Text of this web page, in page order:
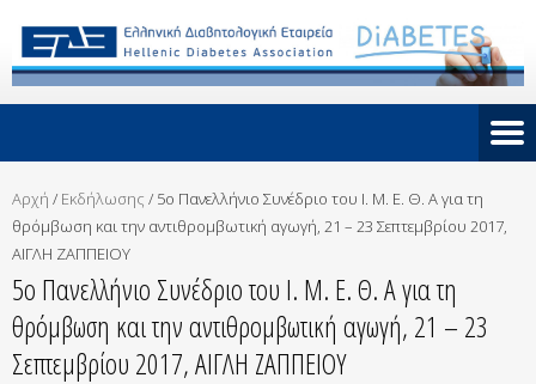
Αρχή / Εκδήλωσης / 5o Πανελλήνιο Συνέδριο του Ι. Μ. Ε. Θ. Α για τη
θρόμβωση και την αντιθρομβωτική αγωγή, 21 – 23 Σεπτεμβρίου 2017,
ΑΙΓΛΗ ΖΑΠΠΕΙΟΥ
5o Πανελλήνιο Συνέδριο του Ι. Μ. Ε. Θ. Α για τη
θρόμβωση και την αντιθρομβωτική αγωγή, 21 – 23
Σεπτεμβρίου 2017, ΑΙΓΛΗ ΖΑΠΠΕΙΟΥ